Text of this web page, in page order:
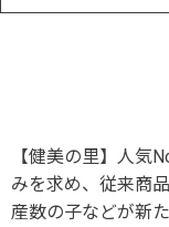
【健美の里】人気
みを求め、従来商
産数の子などが新